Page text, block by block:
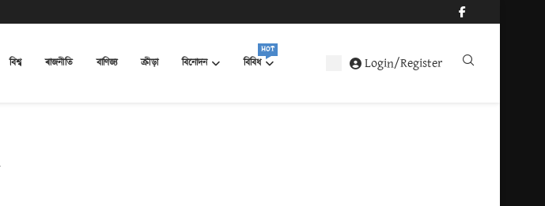
বিশ্ব ৰাজনীতি বাণিজ্য ক্ৰীড়া বিনোদন বিবিধ
HOT
Login/Register